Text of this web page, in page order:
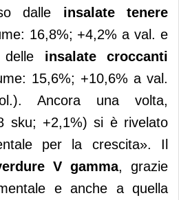
dalle insalate tenere
16,8%; +4,2% a val. e
insalate croccanti
15,6%; +10,6% a val.
Ancora una volta,
sku; +2,1%) si è rivelato
per la crescita». Il
V gamma, grazie
e anche a quella